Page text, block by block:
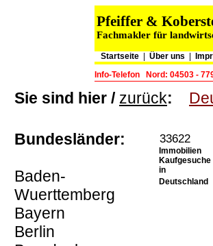
Pfeiffer &
Fachmakler für
Startseite Über uns
Info-Telefon
Nord: 04503 -
Sie sind hier / zurück:
Bundesländer:
Baden-
Wuerttemberg
Bayern
Berlin
33622
Immobilien
Kaufgesuche
in
Deutschland